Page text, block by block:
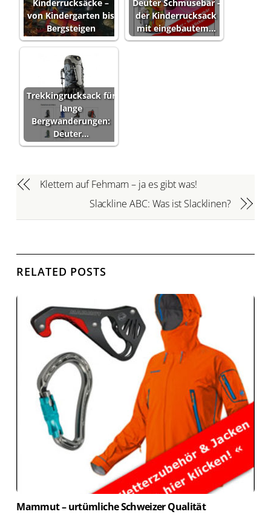
Kinderrucksäcke –
von Kindergarten bis
Bergsteigen
Deuter Schmusebär -
der Kinderrucksack
mit eingebautem…
Trekkingrucksack für
lange
Bergwanderungen:
Deuter…
Klettern auf Fehmarn – ja es gibt was!
Slackline ABC: Was ist Slacklinen?
RELATED POSTS
Mammut – urtümliche Schweizer Qualität